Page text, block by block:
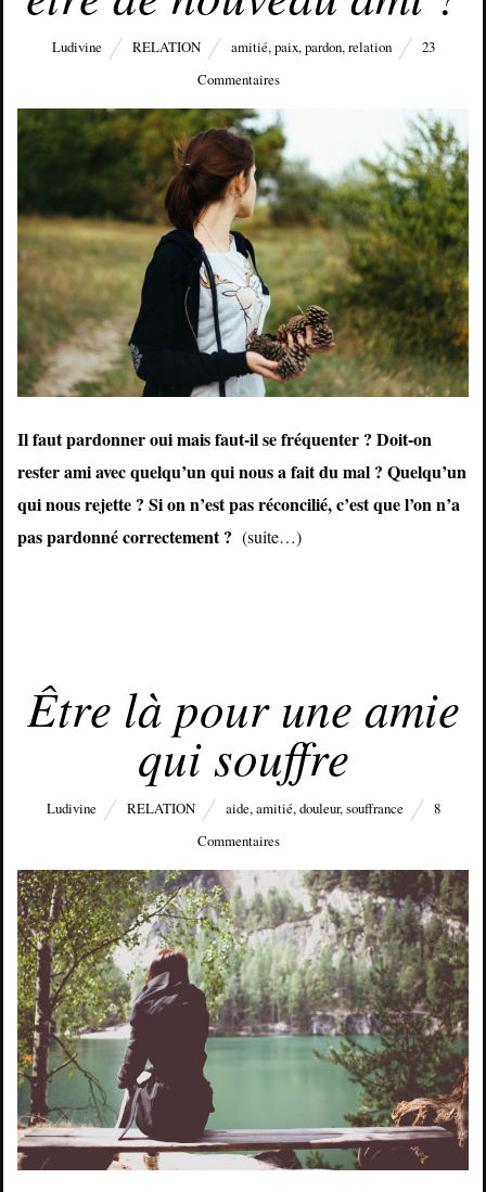
Ludivine RELATION amitié, paix, pardon, relation
23
Commentaires
Il faut pardonner oui mais faut-il se fréquenter ? Doit-on
rester ami avec quelqu’un qui nous a fait du mal ? Quelqu’un
qui nous rejette ? Si on n’est pas réconcilié, c’est que l’on n’a
pas pardonné correctement ? (suite…)
Être là pour une amie
qui souffre
Ludivine RELATION aide,amitié,douleur,souffrance
8
Commentaires